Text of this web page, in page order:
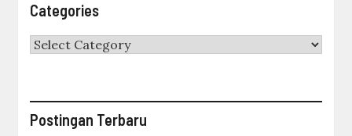
Categories
Categories
Postingan Terbaru